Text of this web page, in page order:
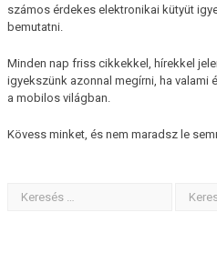
számos érdekes elektronikai kütyüt
bemutatni.
Minden nap friss cikkekkel, hírekkel
igyekszünk azonnal megírni, ha valami
a mobilos világban.
Kövess minket, és nem maradsz le